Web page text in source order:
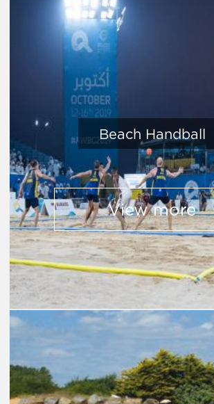
Beach Handball
View more